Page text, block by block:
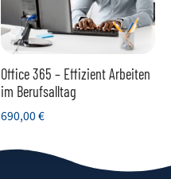
Office 365 – Effizient Arbeiten
im Berufsalltag
690,00€